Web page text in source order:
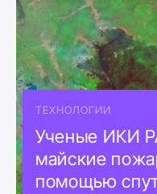
ТЕХНОЛОГИИ
Ученые ИКИ
майские
помощью